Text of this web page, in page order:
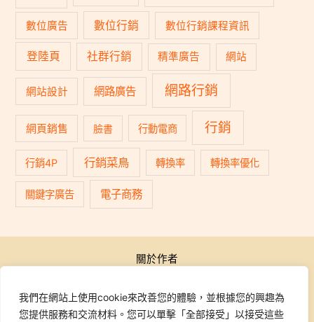
我們在網站上使用cookie來改善您的體驗，並根據您的興趣為
您提供服務和交流材料。您可以單擊「全部接受」以接受這些
數位廣告 數位行銷 數位行銷課程資訊
登陸頁 社群行銷 精準廣告 網站
網站設計 網路廣告 網路行銷
網頁銷售 臉書 行動電商 行銷
行銷4P 行銷菜鳥 轉換率 轉換率優化
關鍵字廣告 電子商務
關於作者
行銷學院
課程報名